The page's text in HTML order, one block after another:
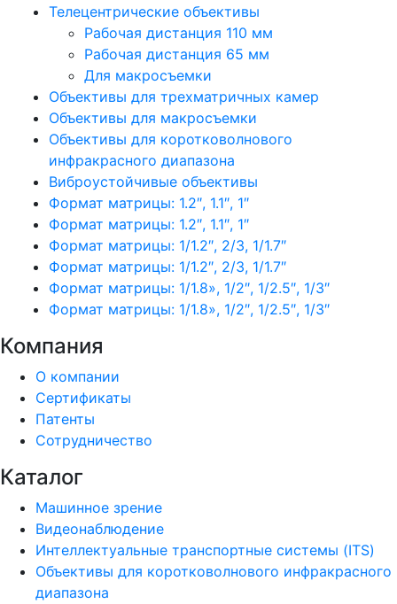
Телецентрические объективы
Рабочая дистанция 110 мм
Рабочая дистанция 65 мм
Для макросъемки
Объективы для трехматричных камер
Объективы для макросъемки
Объективы для коротковолнового
инфракрасного диапазона
Виброустойчивые объективы
Формат матрицы: 1.2″, 1.1″, 1″
Формат матрицы: 1.2″, 1.1″, 1″
Формат матрицы: 1/1.2″, 2/3, 1/1.7″
Формат матрицы: 1/1.2″, 2/3, 1/1.7″
Формат матрицы: 1/1.8», 1/2″, 1/2.5″, 1/3″
Формат матрицы: 1/1.8», 1/2″, 1/2.5″, 1/3″
Компания
О компании
Сертификаты
Патенты
Сотрудничество
Каталог
Машинное зрение
Видеонаблюдение
Интеллектуальные транспортные системы (ITS)
Объективы для коротковолнового инфракрасного
диапазона